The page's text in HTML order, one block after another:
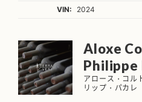
VIN: 2024
Aloxe
Philippe
アロース・コル
リップ・パカレ